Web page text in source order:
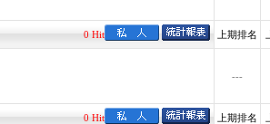
0 Hit 上期排名
---
0 Hit 上期排名